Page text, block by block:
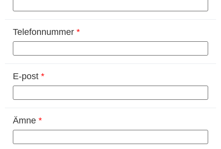
Telefonnummer *
E-post *
Ämne *